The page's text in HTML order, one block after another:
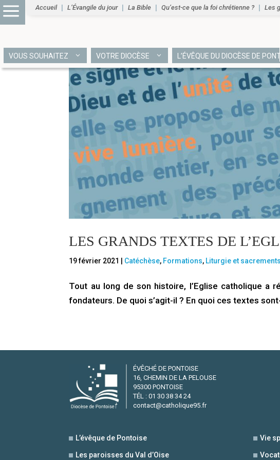
Accueil L’Évangile du jour La Bible Qu’est-ce que la foi chrétienne ? Les
VOUS SOUHAITEZ VOTRE DIOCÈSE L’ÉVÊQUE DU DIOCÈSE DE
LES GRANDS TEXTES DE
19 février 2021 Catéchèse, Formations, Liturgie et sacrements
Tout au long de son histoire, l’Eglise catholique a
fondateurs. De quoi s’agit-il ? En quoi ces textes
ÉVÊCHÉ DE PONTOISE
16, CHEMIN DE LA PELOUSE
95300 PONTOISE
TÉL : 01 30 38 34 24
contact@catholique95.fr
L’évêque de Pontoise
Les paroisses du Val d’Oise
Vie